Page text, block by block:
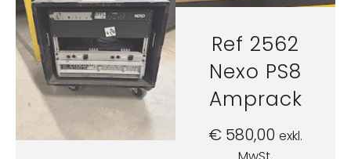
Ref 2562
Nexo PS8
Amprack
€ 580,00 exkl.